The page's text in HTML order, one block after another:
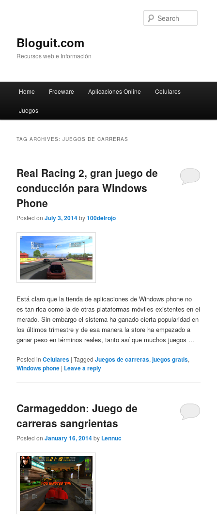
Bloguit.com
Recursos web e Información
Skip
to
Skip
to
Home Freeware Aplicaciones Online Celulares
Juegos
TAG ARCHIVES:JUEGOS DE CARRERAS
Real Racing 2, gran juego de
conducción para Windows
Phone
Posted onJuly 3, 2014by100delrojo
Está claro que la tienda de aplicaciones de Windows phone no
es tan rica como la de otras plataformas móviles existentes en el
merado. Sin embargo el sistema ha ganado cierta popularidad en
los últimos trimestre y de esa manera la store ha empezado a
ganar peso en términos reales, tanto así que muchos juegos ...
Posted in Celulares |Tagged Juegos de carreras,juegos gratis,
Windows phone | Leave a reply
Carmageddon: Juego de
carreras sangrientas
Posted onJanuary 16, 2014by Lennuc